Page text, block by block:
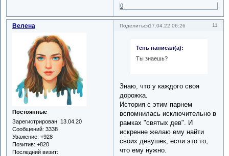
0
Поделиться 11
17.04.22 06:26
Велена
Постоянные
Зарегистрирован: 13.04.20
Сообщений: 3338
Уважение: +928
Позитив: +820
Последний визит:
Тень написал(а):
Ты знаешь?
Знаю, что у каждого своя
дорожка.
История с этим парнем
вспомнилась исключительно в
рамках "святых дев". И
искренне желаю ему найти
своих девушек, если это то,
что ему нужно.